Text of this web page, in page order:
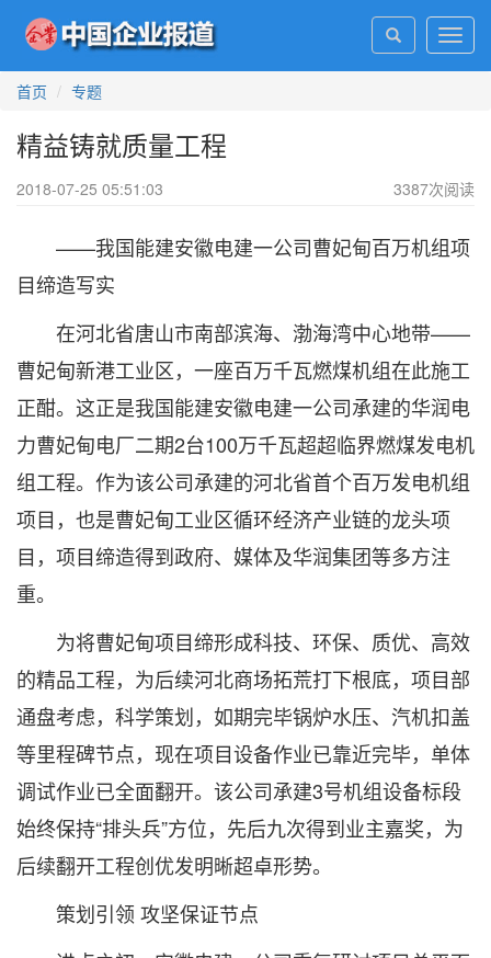
首页
专题
精益铸就质量工程
2018-07-25 05:51:03 3387次阅读
——我国能建安徽电建一公司曹妃甸百万机组项
目缔造写实
在河北省唐山市南部滨海、渤海湾中心地带——
曹妃甸新港工业区，一座百万千瓦燃煤机组在此施工
正酣。这正是我国能建安徽电建一公司承建的华润电
力曹妃甸电厂二期2台100万千瓦超超临界燃煤发电机
组工程。作为该公司承建的河北省首个百万发电机组
项目，也是曹妃甸工业区循环经济产业链的龙头项
目，项目缔造得到政府、媒体及华润集团等多方注
重。
为将曹妃甸项目缔形成科技、环保、质优、高效
的精品工程，为后续河北商场拓荒打下根底，项目部
通盘考虑，科学策划，如期完毕锅炉水压、汽机扣盖
等里程碑节点，现在项目设备作业已靠近完毕，单体
调试作业已全面翻开。该公司承建3号机组设备标段
始终保持“排头兵”方位，先后九次得到业主嘉奖，为
后续翻开工程创优发明晰超卓形势。
策划引领 攻坚保证节点